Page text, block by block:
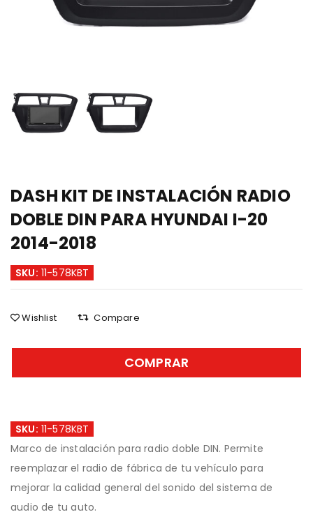
DASH KIT DE INSTALACIÓN RADIO
DOBLE DIN PARA HYUNDAI I-20
2014-2018
SKU: 11-578KBT
Wishlist Compare
COMPRAR
SKU: 11-578KBT
Marco de instalación para radio doble DIN. Permite
reemplazar el radio de fábrica de tu vehículo para
mejorar la calidad general del sonido del sistema de
audio de tu auto.